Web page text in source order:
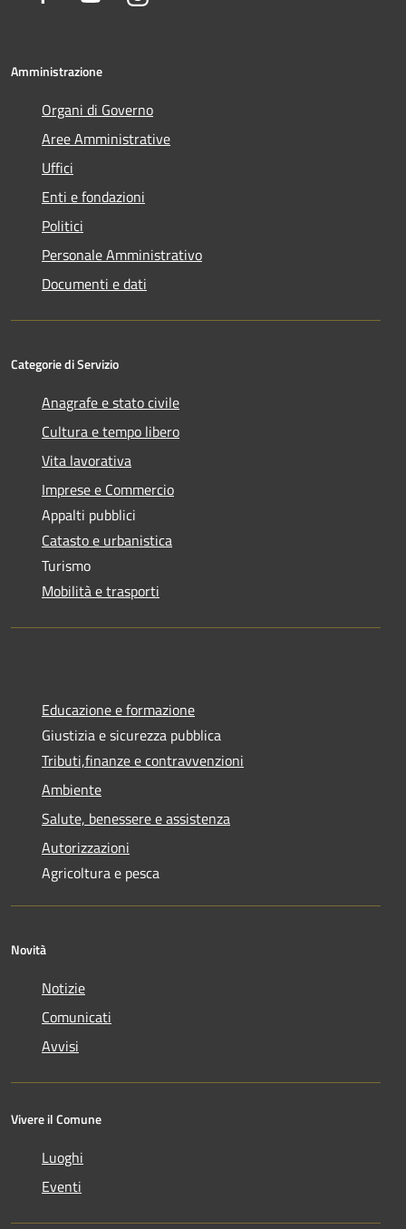
Amministrazione
Organi di Governo
Aree Amministrative
Uffici
Enti e fondazioni
Politici
Personale Amministrativo
Documenti e dati
Categorie di Servizio
Anagrafe e stato civile
Cultura e tempo libero
Vita lavorativa
Imprese e Commercio
Appalti pubblici
Catasto e urbanistica
Turismo
Mobilità e trasporti
Educazione e formazione
Giustizia e sicurezza pubblica
Tributi,finanze e contravvenzioni
Ambiente
Salute, benessere e assistenza
Autorizzazioni
Agricoltura e pesca
Novità
Notizie
Comunicati
Avvisi
Vivere il Comune
Luoghi
Eventi